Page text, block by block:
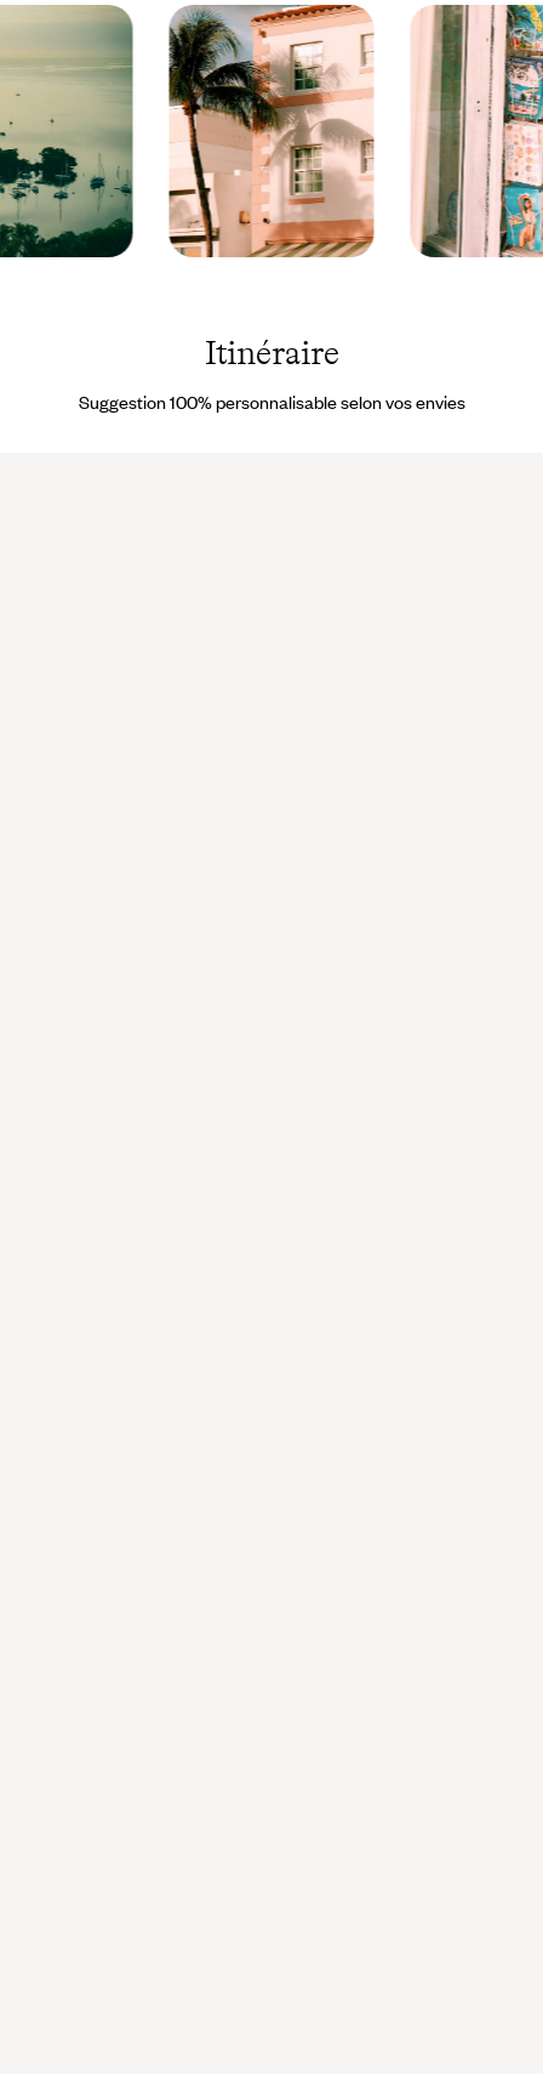
également prête à vous venir en aide en cas d’imprévu ou d’envie
de dernière minute. Celle-ci, en lien avec votre conseiller, peut
aussi contribuer à faire évoluer votre voyage pendant son
déroulement même.
Faustine
Gros
Gros
Itinéraire
Suggestion 100% personnalisable selon vos envies